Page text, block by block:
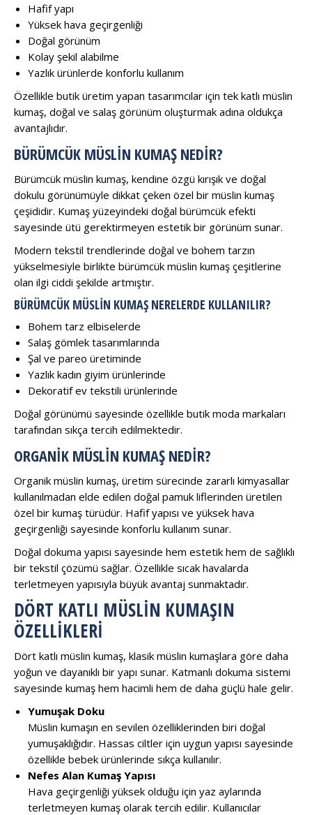
Hafif yapı
Yüksek hava geçirgenliği
Doğal görünüm
Kolay şekil alabilme
Yazlık ürünlerde konforlu kullanım
Özellikle butik üretim yapan tasarımcılar için tek katlı müslin
kumaş, doğal ve salaş görünüm oluşturmak adına oldukça
avantajlıdır.
BÜRÜMCÜK MÜSLIN KUMAŞ NEDIR?
Bürümcük müslin kumaş, kendine özgü kırışık ve doğal
dokulu görünümüyle dikkat çeken özel bir müslin kumaş
çeşididir. Kumaş yüzeyindeki doğal bürümcük efekti
sayesinde ütü gerektirmeyen estetik bir görünüm sunar.
Modern tekstil trendlerinde doğal ve bohem tarzın
yükselmesiyle birlikte bürümcük müslin kumaş çeşitlerine
olan ilgi ciddi şekilde artmıştır.
BÜRÜMCÜK MÜSLIN KUMAŞ NERELERDE KULLANILIR?
Bohem tarz elbiselerde
Salaş gömlek tasarımlarında
Şal ve pareo üretiminde
Yazlık kadın giyim ürünlerinde
Dekoratif ev tekstili ürünlerinde
Doğal görünümü sayesinde özellikle butik moda markaları
tarafından sıkça tercih edilmektedir.
ORGANIK MÜSLIN KUMAŞ NEDIR?
Organik müslin kumaş, üretim sürecinde zararlı kimyasallar
kullanılmadan elde edilen doğal pamuk liflerinden üretilen
özel bir kumaş türüdür. Hafif yapısı ve yüksek hava
geçirgenliği sayesinde konforlu kullanım sunar.
Doğal dokuma yapısı sayesinde hem estetik hem de sağlıklı
bir tekstil çözümü sağlar. Özellikle sıcak havalarda
terletmeyen yapısıyla büyük avantaj sunmaktadır.
DÖRT KATLI MÜSLIN KUMAŞIN
ÖZELLIKLERI
Dört katlı müslin kumaş, klasik müslin kumaşlara göre daha
yoğun ve dayanıklı bir yapı sunar. Katmanlı dokuma sistemi
sayesinde kumaş hem hacimli hem de daha güçlü hale gelir.
Yumuşak Doku
Müslin kumaşın en sevilen özelliklerinden biri doğal
yumuşaklığıdır. Hassas ciltler için uygun yapısı sayesinde
özellikle bebek ürünlerinde sıkça kullanılır.
Nefes Alan Kumaş Yapısı
Hava geçirgenliği yüksek olduğu için yaz aylarında
terletmeyen kumaş olarak tercih edilir. Kullanıcılar